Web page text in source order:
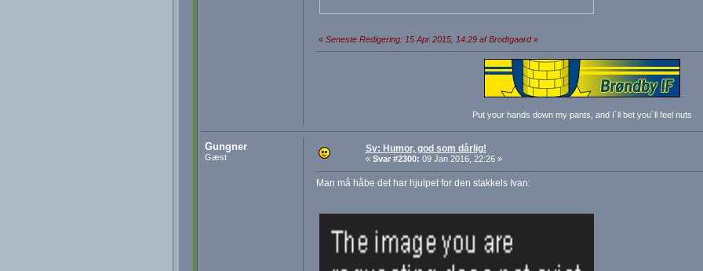
« Seneste Redigering: 15 Apr 2015, 14:29 af Brodtgaard»
Put your hands down my pants, and I´ll bet you´ll feel nuts
Gungner
Gæst
Sv: Humor, god som dårlig!
« Svar #2300: 09 Jan 2016, 22:26 »
Man må håbe det har hjulpet for den stakkels Ivan: